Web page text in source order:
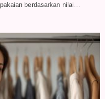
berdasarkan nilai…